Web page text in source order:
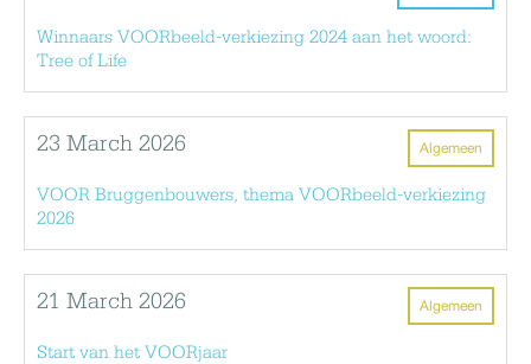
Winnaars VOORbeeld-verkiezing 2024 aan het woord:
Tree of Life
Algemeen
23 March 2026
VOOR Bruggenbouwers, thema VOORbeeld-verkiezing
2026
Algemeen
21 March 2026
Start van het VOORjaar